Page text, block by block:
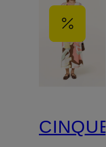
CINQUE